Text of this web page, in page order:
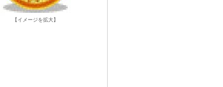
【イメージを拡大】